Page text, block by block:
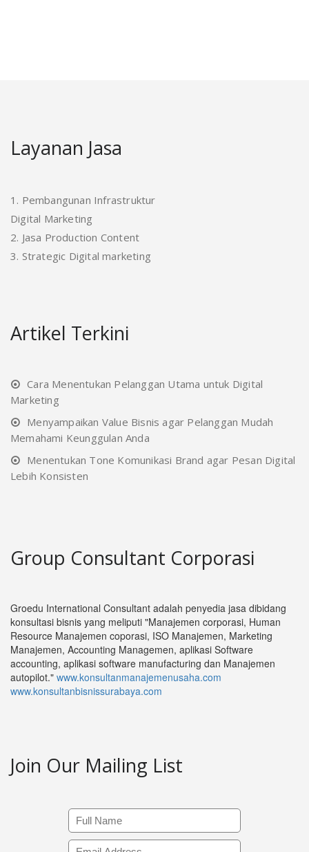
Layanan Jasa
1. Pembangunan Infrastruktur
Digital Marketing
2. Jasa Production Content
3. Strategic Digital marketing
Artikel Terkini
Cara Menentukan Pelanggan Utama untuk Digital
Marketing
Menyampaikan Value Bisnis agar Pelanggan Mudah
Memahami Keunggulan Anda
Menentukan Tone Komunikasi Brand agar Pesan Digital
Lebih Konsisten
Group Consultant Corporasi
Groedu International Consultant adalah penyedia jasa dibidang
konsultasi bisnis yang meliputi "Manajemen corporasi, Human
Resource Manajemen coporasi, ISO Manajemen, Marketing
Manajemen, Accounting Managemen, aplikasi Software
accounting, aplikasi software manufacturing dan Manajemen
autopilot." www.konsultanmanajemenusaha.com
www.konsultanbisnissurabaya.com
Join Our Mailing List